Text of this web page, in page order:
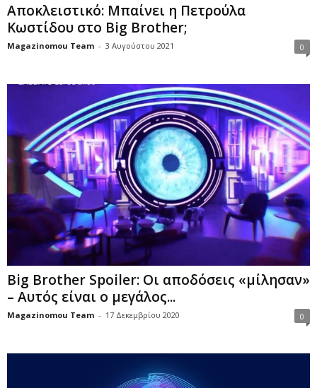
Αποκλειστικό: Μπαίνει η Πετρούλα
Κωστίδου στο Big Brother;
Magazinomou Team - 3 Αυγούστου 2021 0
Big Brother Spoiler: Οι αποδόσεις «μίλησαν»
– Αυτός είναι ο μεγάλος...
Magazinomou Team - 17 Δεκεμβρίου 2020 0